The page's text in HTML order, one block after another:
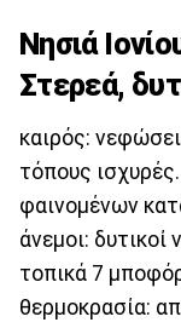
Νησιά
Στερεά,
καιρός:
τόπους
φαινομένων
άνεμοι: δυτικοί
τοπικά 7
θερμοκρασία: